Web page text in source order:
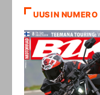
UUSIN NUMERO